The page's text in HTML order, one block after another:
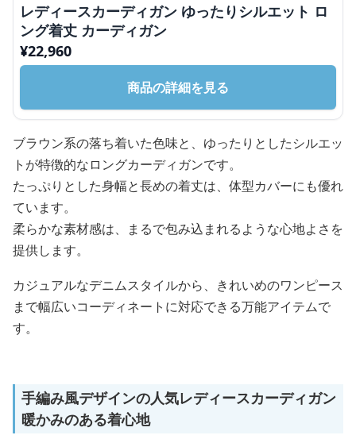
レディースカーディガン ゆったりシルエット ロ
ング着丈 カーディガン
¥22,960
商品の詳細を見る
ブラウン系の落ち着いた色味と、ゆったりとしたシルエッ
トが特徴的なロングカーディガンです。
たっぷりとした身幅と長めの着丈は、体型カバーにも優れ
ています。
柔らかな素材感は、まるで包み込まれるような心地よさを
提供します。
カジュアルなデニムスタイルから、きれいめのワンピース
まで幅広いコーディネートに対応できる万能アイテムで
す。
手編み風デザインの人気レディースカーディガン
暖かみのある着心地